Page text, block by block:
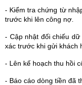
- Kiểm tra chứng từ
trước khi lên công nợ.
- Cập nhật đối chiếu
xác trước khi gửi khách
- Lên kế hoạch thu hồi
- Báo cáo dòng tiền đã